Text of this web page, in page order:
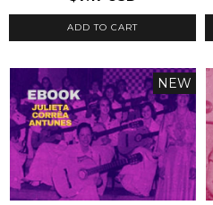
ADD TO CART
NEW